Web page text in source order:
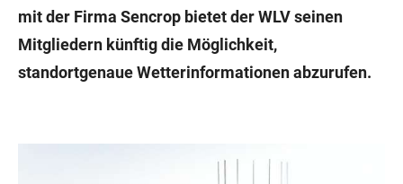
mit der Firma Sencrop bietet der WLV seinen
Mitgliedern künftig die Möglichkeit,
standortgenaue Wetterinformationen abzurufen.